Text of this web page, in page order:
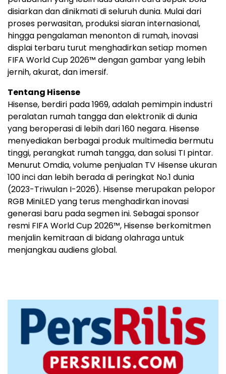
disiarkan dan dinikmati di seluruh dunia. Mulai dari
proses perwasitan, produksi siaran internasional,
hingga pengalaman menonton di rumah, inovasi
displai terbaru turut menghadirkan setiap momen
FIFA World Cup 2026™ dengan gambar yang lebih
jernih, akurat, dan imersif.
Tentang Hisense
Hisense, berdiri pada 1969, adalah pemimpin industri
peralatan rumah tangga dan elektronik di dunia
yang beroperasi di lebih dari 160 negara. Hisense
menyediakan berbagai produk multimedia bermutu
tinggi, perangkat rumah tangga, dan solusi TI pintar.
Menurut Omdia, volume penjualan TV Hisense ukuran
100 inci dan lebih berada di peringkat No.1 dunia
(2023-Triwulan I-2026). Hisense merupakan pelopor
RGB MiniLED yang terus menghadirkan inovasi
generasi baru pada segmen ini. Sebagai sponsor
resmi FIFA World Cup 2026™, Hisense berkomitmen
menjalin kemitraan di bidang olahraga untuk
menjangkau audiens global.